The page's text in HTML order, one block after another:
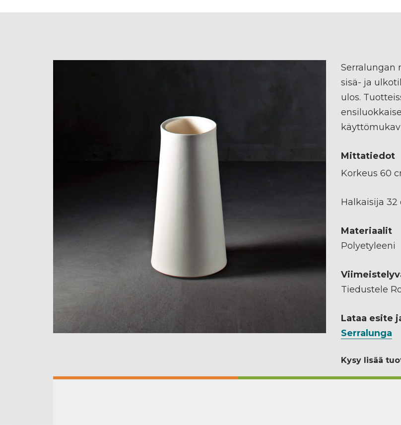
Serralungan
sisä- ja
ulos.
Mittatiedot
Korkeus 60
Halkaisija 32
Materiaalit
Polyetyleeni
Tiedustele
Lataa esite
Serralunga
Kysy lisää